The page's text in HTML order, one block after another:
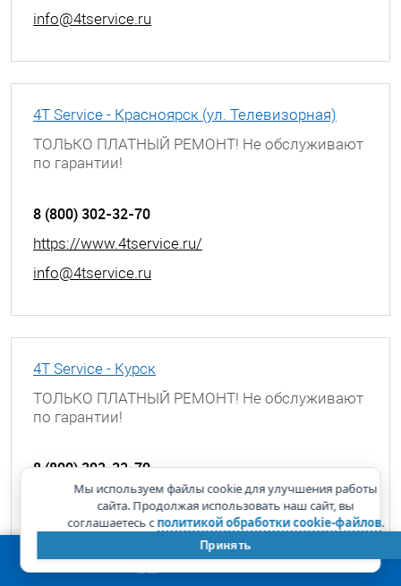
info@4tservice.ru
4T Service - Красноярск (ул. Телевизорная)
ТОЛЬКО ПЛАТНЫЙ РЕМОНТ! Не обслуживают
по гарантии!
8 (800) 302-32-70
https://www.4tservice.ru/
info@4tservice.ru
4T Service - Курск
ТОЛЬКО ПЛАТНЫЙ РЕМОНТ! Не обслуживают
по гарантии!
8 (800) 302-32-70
https://www.4tservice.ru/
info@4tservice.ru
КОРЗИНА 0
Мы используем файлы cookie для улучшения работы
сайта. Продолжая использовать наш сайт, вы
соглашаетесь сполитикой обработки cookie-файлов.
Принять